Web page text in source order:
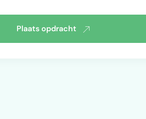
Plaats opdracht